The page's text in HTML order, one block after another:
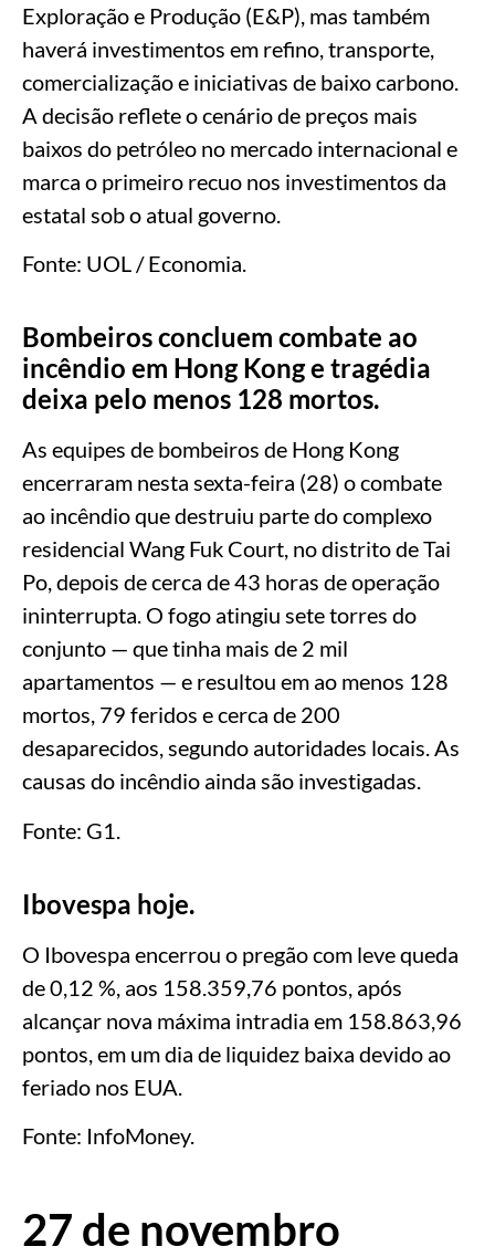
Exploração e Produção (E&P), mas também
haverá investimentos em refino, transporte,
comercialização e iniciativas de baixo carbono.
A decisão reflete o cenário de preços mais
baixos do petróleo no mercado internacional e
marca o primeiro recuo nos investimentos da
estatal sob o atual governo.
Fonte: UOL / Economia.
Bombeiros concluem combate ao
incêndio em Hong Kong e tragédia
deixa pelo menos 128 mortos.
As equipes de bombeiros de Hong Kong
encerraram nesta sexta-feira (28) o combate
ao incêndio que destruiu parte do complexo
residencial Wang Fuk Court, no distrito de Tai
Po, depois de cerca de 43 horas de operação
ininterrupta. O fogo atingiu sete torres do
conjunto — que tinha mais de 2 mil
apartamentos — e resultou em ao menos 128
mortos, 79 feridos e cerca de 200
desaparecidos, segundo autoridades locais. As
causas do incêndio ainda são investigadas.
Fonte: G1.
Ibovespa hoje.
O Ibovespa encerrou o pregão com leve queda
de 0,12 %, aos 158.359,76 pontos, após
alcançar nova máxima intradia em 158.863,96
pontos, em um dia de liquidez baixa devido ao
feriado nos EUA.
Fonte: InfoMoney.
27 de novembro